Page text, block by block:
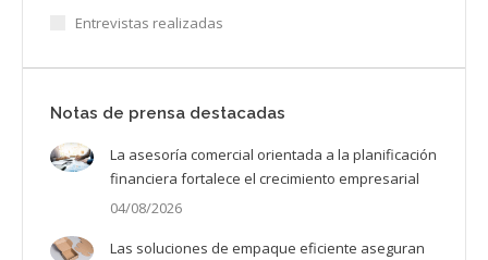
Entrevistas realizadas
Notas de prensa destacadas
La asesoría comercial orientada a la planificación
financiera fortalece el crecimiento empresarial
04/08/2026
Las soluciones de empaque eficiente aseguran